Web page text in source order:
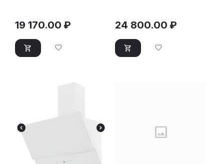
19 170.00 ₽ 24 800.00 ₽